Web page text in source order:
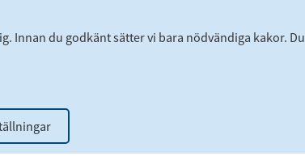
Innan du godkänt sätter vi bara nödvändiga kakor. Du